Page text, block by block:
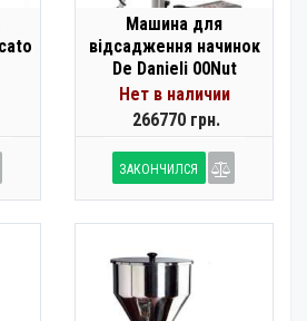
Машина для
відсадження начинок
De Danieli 00Nut
Нет в наличии
266770 грн.
ЗАКОНЧИЛСЯ